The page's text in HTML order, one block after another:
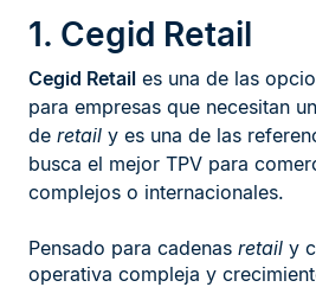
1. Cegid Retail
Cegid Retail es una de las
para empresas que necesitan
de retail y es una de las
busca el mejor TPV para
complejos o internacionales.
Pensado para cadenas retail y
operativa compleja y